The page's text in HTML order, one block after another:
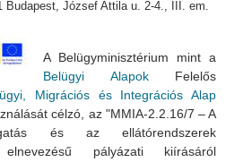
Budapest, József Attila u. 2-4., III. em.
A Belügyminisztérium mint a
Belügyi AlapokFelelős
Migrációs és Integrációs Alap
ználását célzó, az "MMIA-2.2.16/7 – A
és az ellátórendszerek
elnevezésű pályázati kiírásáról